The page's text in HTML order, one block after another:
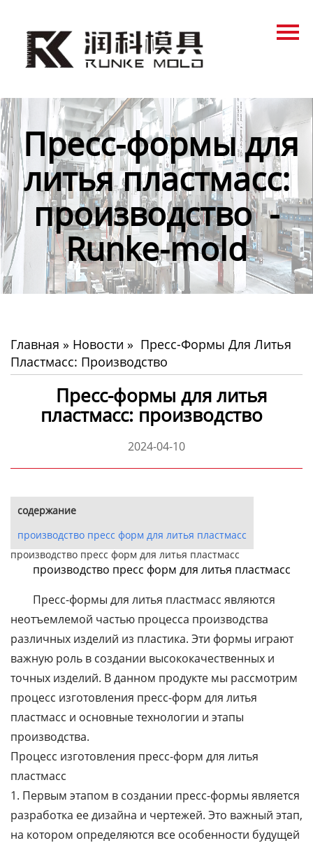
Продукция
Контакты
Пресс-формы для
литья пластмасс:
производство -
Runke-mold
Главная » Новости » Пресс-Формы Для Литья
Пластмасс: Производство
Пресс-формы для литья
пластмасс: производство
2024-04-10
содержание
производство пресс форм для литья пластмасс
производство пресс форм для литья пластмасс
производство пресс форм для литья пластмасс
Пресс-формы для литья пластмасс являются
неотъемлемой частью процесса производства
различных изделий из пластика. Эти формы играют
важную роль в создании высококачественных и
точных изделий. В данном продукте мы рассмотрим
процесс изготовления пресс-форм для литья
пластмасс и основные технологии и этапы
производства.
Процесс изготовления пресс-форм для литья
пластмасс
1. Первым этапом в создании пресс-формы является
разработка ее дизайна и чертежей. Это важный этап,
на котором определяются все особенности будущей